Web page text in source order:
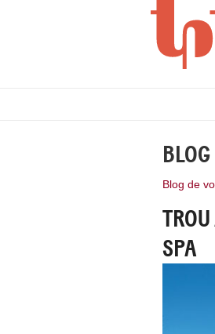
Blog de
SPA